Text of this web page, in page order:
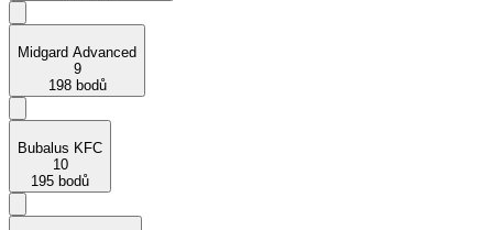
Midgard Advanced
9
198 bodů
Bubalus KFC
10
195 bodů